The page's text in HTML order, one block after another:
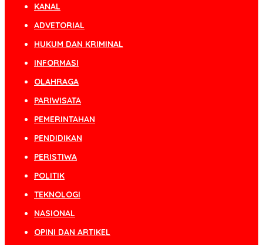
KANAL
ADVETORIAL
HUKUM DAN KRIMINAL
INFORMASI
OLAHRAGA
PARIWISATA
PEMERINTAHAN
PENDIDIKAN
PERISTIWA
POLITIK
TEKNOLOGI
NASIONAL
OPINI DAN ARTIKEL